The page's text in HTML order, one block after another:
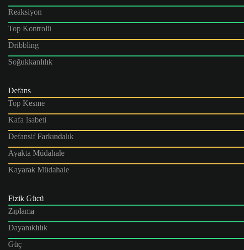
Reaksiyon
Top Kontrolü
Dribbling
Soğukkanlılık
Defans
Top Kesme
Kafa İsabeti
Defansif Farkındalık
Ayakta Müdahale
Kayarak Müdahale
Fizik Gücü
Zıplama
Dayanıklılık
Güç